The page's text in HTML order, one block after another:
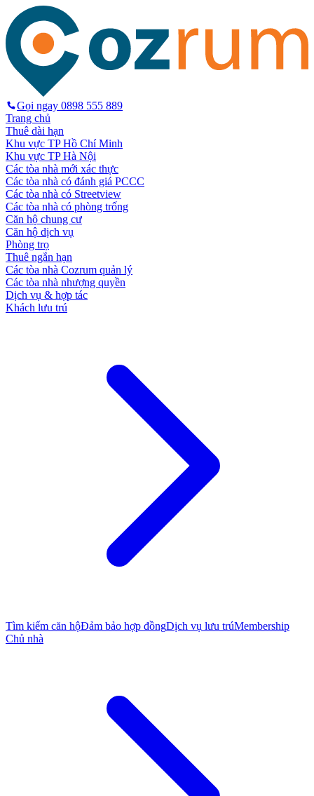
Gọi ngay 0898 555 889
Trang chủ
Thuê dài hạn
Khu vực TP Hồ Chí Minh
Khu vực TP Hà Nội
Các tòa nhà mới xác thực
Các tòa nhà có đánh giá PCCC
Các tòa nhà có Streetview
Các tòa nhà có phòng trống
Căn hộ chung cư
Căn hộ dịch vụ
Phòng trọ
Thuê ngắn hạn
Các tòa nhà Cozrum quản lý
Các tòa nhà nhượng quyền
Dịch vụ & hợp tác
Khách lưu trú
Tìm kiếm căn hộĐảm bảo hợp đồngDịch vụ lưu trúMembership
Chủ nhà